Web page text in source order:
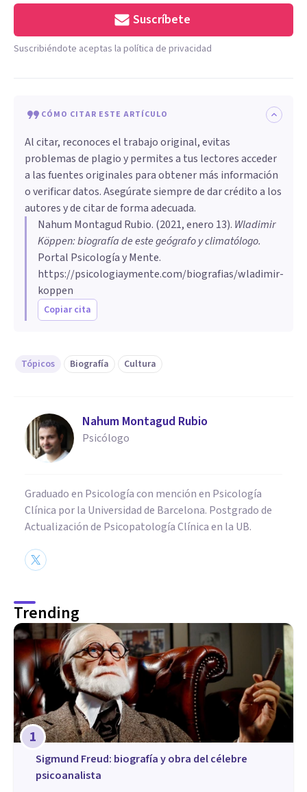
Suscríbete
Suscribiéndote aceptas la política de privacidad
CÓMO CITAR ESTE ARTÍCULO
Al citar, reconoces el trabajo original, evitas
problemas de plagio y permites a tus lectores acceder
a las fuentes originales para obtener más información
o verificar datos. Asegúrate siempre de dar crédito a los
autores y de citar de forma adecuada.
Nahum Montagud Rubio. (2021, enero 13). Wladimir
Köppen: biografía de este geógrafo y climatólogo.
Portal Psicología y Mente.
https://psicologiaymente.com/biografias/wladimir-
koppen
Copiar cita
Tópicos Biografía Cultura
Nahum Montagud Rubio
Psicólogo
Graduado en Psicología con mención en Psicología
Clínica por la Universidad de Barcelona. Postgrado de
Actualización de Psicopatología Clínica en la UB.
Trending
1
Sigmund Freud: biografía y obra del célebre
psicoanalista